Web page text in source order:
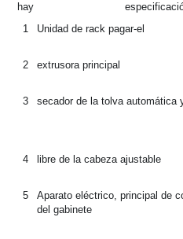
hay
1 Unidad de rack pagar-el
2
extrusora principal
3
secador de la tolva automática
4
libre de la cabeza ajustable
5
Aparato eléctrico, principal de
del gabinete